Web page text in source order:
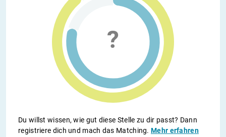
Du willst wissen, wie gut diese Stelle zu dir passt? Dann
registriere dich und mach das Matching.Mehr erfahren